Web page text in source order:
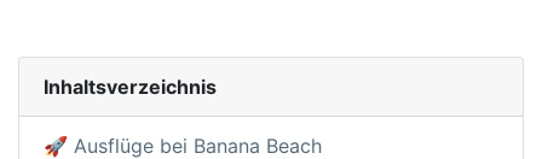
Inhaltsverzeichnis
🚀 Ausflüge bei Banana Beach